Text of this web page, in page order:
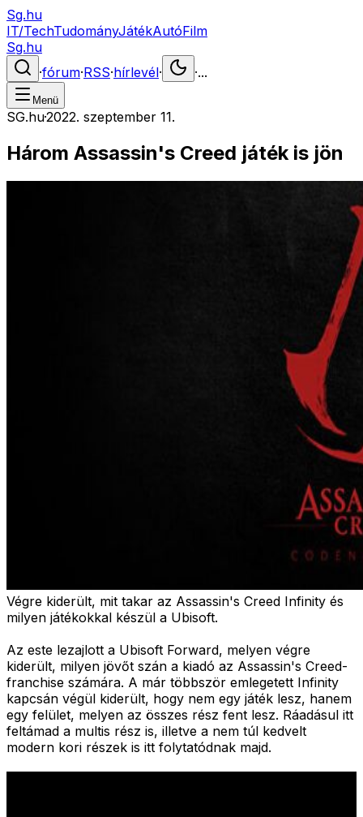
Sg.hu
IT/TechTudományJátékAutóFilm
Sg.hu
·fórum·RSS·hírlevél· ·...
Menü
SG.hu·2022. szeptember 11.
Három Assassin's Creed játék is jön
Végre kiderült, mit takar az Assassin's Creed Infinity és
milyen játékokkal készül a Ubisoft.
Az este lezajlott a Ubisoft Forward, melyen végre
kiderült, milyen jövőt szán a kiadó az Assassin's Creed-
franchise számára. A már többször emlegetett Infinity
kapcsán végül kiderült, hogy nem egy játék lesz, hanem
egy felület, melyen az összes rész fent lesz. Ráadásul itt
feltámad a multis rész is, illetve a nem túl kedvelt
modern kori részek is itt folytatódnak majd.